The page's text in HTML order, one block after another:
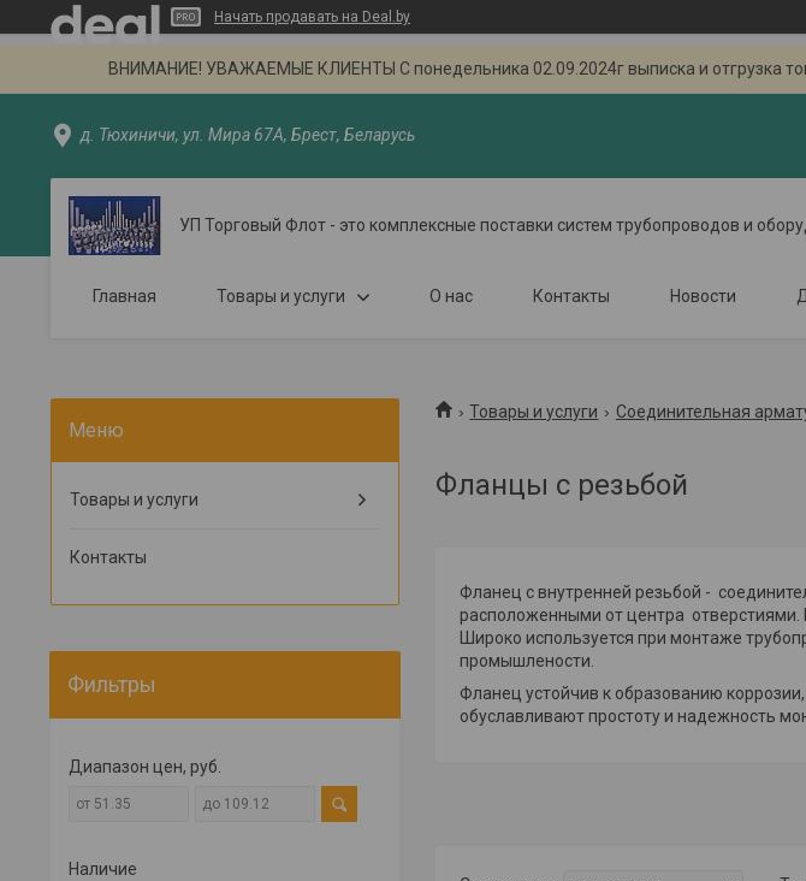
Начать продавать на Deal.by
ВНИМАНИЕ! УВАЖАЕМЫЕ КЛИЕНТЫ С понедельника 02.09.2024г выписка и отгрузка
д. Тюхиничи, ул. Мира 67А, Брест, Беларусь
УП Торговый Флот - это комплексные поставки систем трубопроводов и
Главная Товары и услуги О нас Контакты Новости
Товары и услуги Соединительная
Фланцы с резьбой
Фланец с внутренней резьбой -
расположенными от центра отверстиями.
Широко используется при монтаже
промышлености.
Фланец устойчив к образованию
обуславливают простоту и надежность
Товары и услуги
Контакты
Фильтры
Диапазон цен, руб.
Наличие